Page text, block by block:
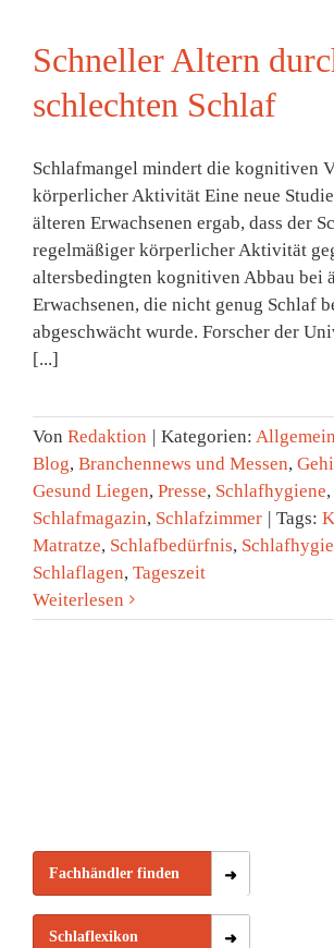
Schneller Altern
schlechten Schlaf
Schlafmangel mindert die kognitiven
körperlicher Aktivität Eine neue
älteren Erwachsenen ergab, dass der
regelmäßiger körperlicher Aktivität
altersbedingten kognitiven Abbau bei
Erwachsenen, die nicht genug Schlaf
abgeschwächt wurde. Forscher der
[...]
Von Redaktion | Kategorien: Allgemein
Blog, Branchennews und Messen,
Gesund Liegen, Presse, Schlafhygiene,
Schlafmagazin, Schlafzimmer | Tags:
Matratze, Schlafbedürfnis,
Schlaflagen, Tageszeit
Weiterlesen
Fachhändler finden
Schlaflexikon